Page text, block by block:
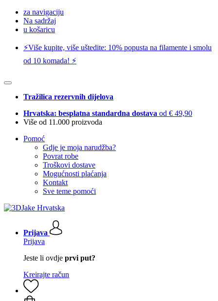
za navigaciju
Na sadržaj
u košaricu
⚡️Više kupite, više uštedite: 10% popusta na filamente i smolu
od 10 komada! ⚡️
Tražilica rezervnih dijelova
Hrvatska: besplatna standardna dostava od € 49,90
Više od 11.000 proizvoda
Pomoć
Gdje je moja narudžba?
Povrat robe
Troškovi dostave
Mogućnosti plaćanja
Kontakt
Sve teme pomoći
Prijava
Prijava
Jeste li ovdje prvi put?
Kreirajte račun